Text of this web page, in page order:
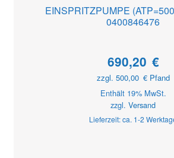
EINSPRITZPUMPE
0400846476
690,20 €
zzgl. 500,00 €Pfand
Enthält 19% MwSt.
zzgl. Versand
Lieferzeit: ca. 1-2